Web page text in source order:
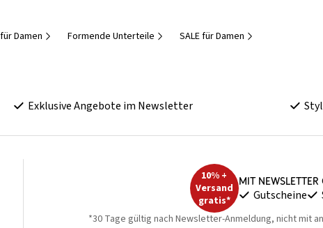
Damen Formende Unterteile SALE für Damen
Exklusive Angebote im Newsletter
10% +
Versand
gratis*
Mit Newsletter
Gutscheine
*30 Tage gültig nach Newsletter-Anmeldung, nicht mit